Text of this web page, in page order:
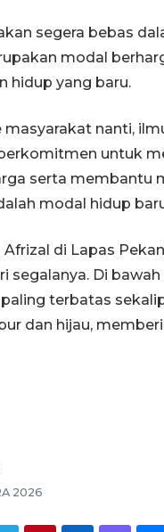
segera bebas
modal
hidup yang baru.
masyarakat nanti,
untuk
serta membantu
modal hidup
Afrizal di Lapas
segalanya. Di
terbatas
dan hijau,
2026